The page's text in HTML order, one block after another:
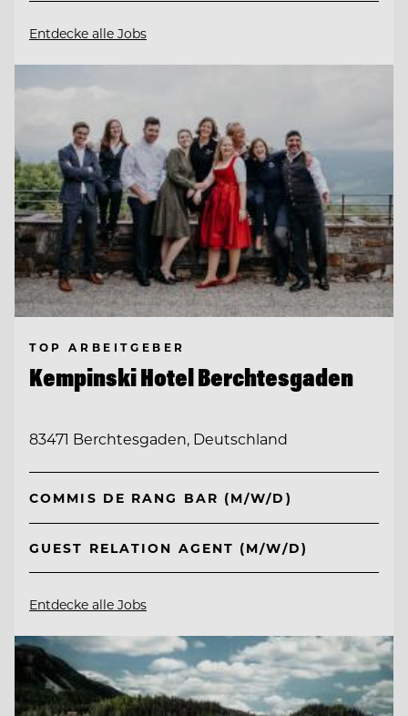
Entdecke alle Jobs
TOP ARBEITGEBER
Kempinski Hotel Berchtesgaden
83471 Berchtesgaden, Deutschland
COMMIS DE RANG BAR (M/W/D)
GUEST RELATION AGENT (M/W/D)
Entdecke alle Jobs